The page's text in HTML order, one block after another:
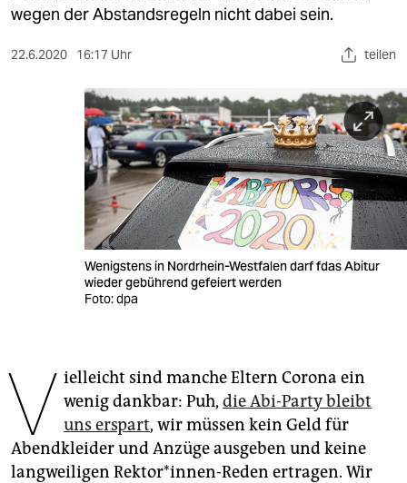
sport
berlin
wahrheit
veranstaltungen
abo
genossenschaft
epaper login
wegen der Abstandsregeln nicht dabei sein.
22.6.2020 16:17 Uhr teilen
Wenigstens in Nordrhein-Westfalen darf fdas Abitur
wieder gebührend gefeiert werden
Foto: dpa
V ielleicht sind manche Eltern Corona ein
wenig dankbar: Puh, die Abi-Party bleibt
uns erspart, wir müssen kein Geld für
Abendkleider und Anzüge ausgeben und keine
langweiligen Rektor*innen-Reden ertragen. Wir